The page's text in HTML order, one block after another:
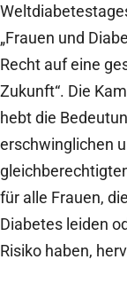
„Frauen und
Recht auf eine
Zukunft“. Die
hebt die
erschwinglichen
für alle Frauen,
Diabetes leiden
Risiko haben,